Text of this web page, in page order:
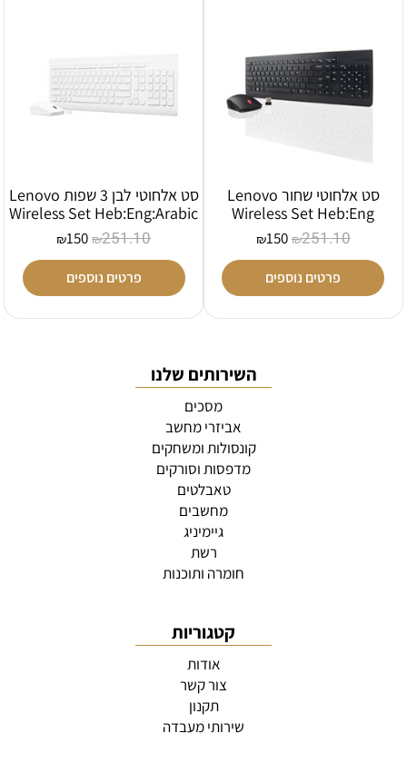
סט אלחוטי שחור Lenovo
Wireless Set Heb:Eng
₪251.10
₪150
פרטים נוספים
סט אלחוטי לבן 3 שפות Lenovo
Wireless Set Heb:Eng:Arabic
₪251.10
₪150
פרטים נוספים
השירותים שלנו
מסכים
אביזרי מחשב
קונסולות ומשחקים
מדפסות וסורקים
טאבלטים
מחשבים
גיימיניג
רשת
חומרה ותוכנות
קטגוריות
אודות
צור קשר
תקנון
שירותי מעבדה